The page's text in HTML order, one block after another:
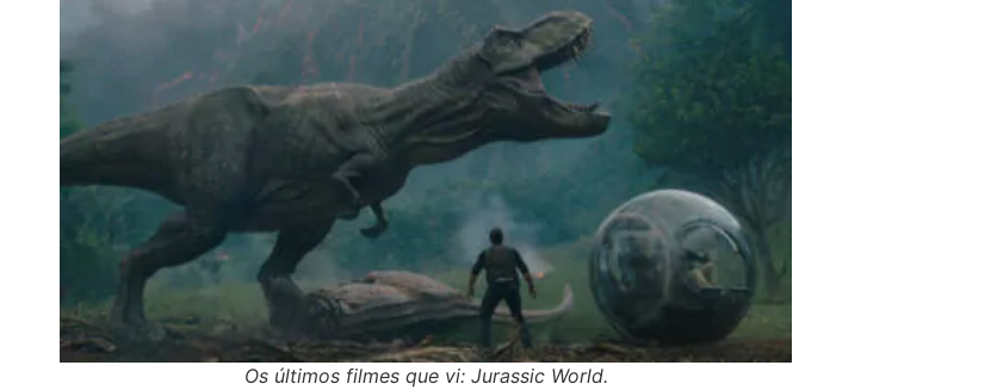
Os últimos filmes que vi: Jurassic World.